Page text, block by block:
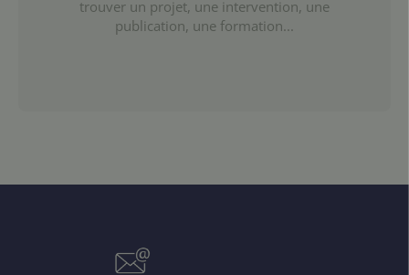
trouver un projet, une intervention, une
publication, une formation...